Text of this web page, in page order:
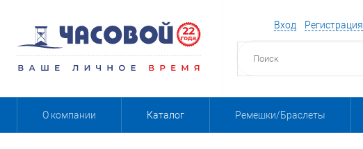
Вход Регистрация
О компании Каталог Ремешки/Браслеты